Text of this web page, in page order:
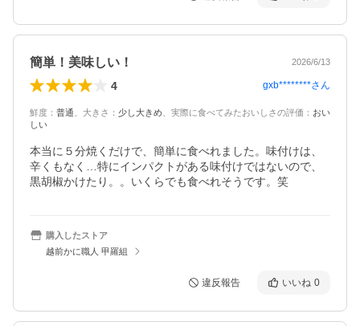
簡単！美味しい！ 2026/6/13
4 gxb********さん
鮮度 ： 普通 大きさ ： 少し大きめ 実際に食べてみたおいしさの評価 ： おい
しい
本当に５分焼くだけで、簡単に食べれました。味付けは、
辛くもなく…特にインパクトがある味付けではないので、
黒胡椒かけたり。。いくらでも食べれそうです。笑
購入したストア
越前かに職人 甲羅組
違反報告 いいね 0